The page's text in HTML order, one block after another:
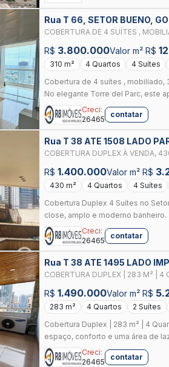
Rua T 66, SETOR BUENO,
COBERTURA DE 4 SUÍTES ,
SETOR BUENO
R$ 3.800.000Valor m² R$
310 m² 4 Quartos 4 Suítes
Cobertura de 4 suítes , mobiliado,
No elegante Torre del Parc, este
Creci:
26465
contatar
Rua T 38 ATE 1508 LADO
COBERTURA DUPLEX À VENDA,
BRAVA, BUENO VISTA
R$ 1.400.000Valor m² R$
430 m² 4 Quartos 4 Suítes
Cobertura Duplex 4 Suítes no
close, amplo e moderno banheiro.
Creci:
26465
contatar
Rua T 38 ATE 1495 LADO
COBERTURA DUPLEX | 283 M² | 4
SETOR BUENO | GOIÂNIA-GO
R$ 1.490.000Valor m² R$
283 m² 4 Quartos 2 Suítes
Cobertura Duplex | 283 m² | 4
espaço, conforto e uma área de
Creci:
26465
contatar